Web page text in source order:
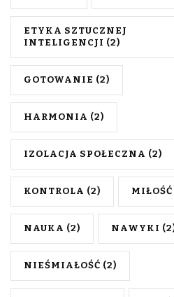
ETYKA SZTUCZNEJ
INTELIGENCJI (2)
GOTOWANIE (2)
HARMONIA (2)
IZOLACJA SPOŁECZNA (2)
KONTROLA (2) MIŁOŚĆ
NAUKA (2) NAWYKI
NIEŚMIAŁOŚĆ (2)